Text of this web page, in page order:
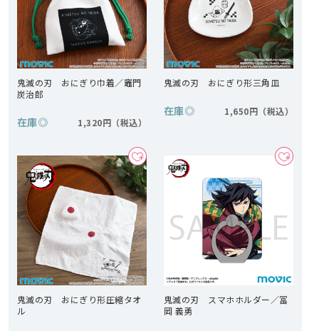
鬼滅の刃 おにぎり巾着／竈門
炭治郎
在庫◎ 1,320円
鬼滅の刃 おにぎり形三角皿
在庫◎ 1,650円
鬼滅の刃 おにぎり形圧縮タオ
ル
鬼滅の刃 スマホホルダー／冨
岡 義勇